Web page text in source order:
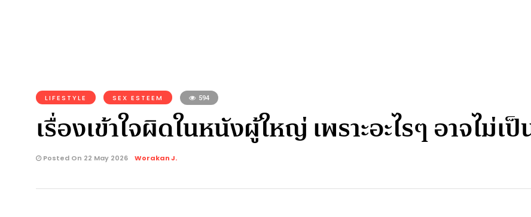
LIFESTYLE SEX ESTEEM 594
เรื่องเข้าใจผิดในหนังผู้ใหญ่ เพราะอะไรๆ อาจไม่
Posted On 22 May 2026 Worakan J.